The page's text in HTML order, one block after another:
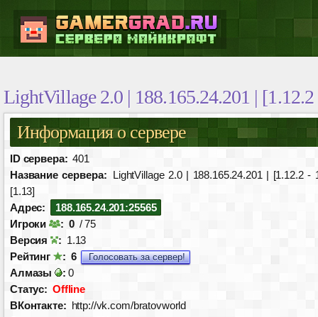
LightVillage 2.0 | 188.165.24.201 |
Информация о сервере
ID сервера: 401
Название сервера: LightVillage 2.0 | 188.165.24.201 | [1.12.2 -
[1.13]
Адрес:
188.165.24.201:25565
Игроки
: 0 / 75
Версия
: 1.13
Рейтинг
: 6 Голосовать за сервер!
Алмазы : 0
Статус: Offline
ВКонтакте: http://vk.com/bratovworld